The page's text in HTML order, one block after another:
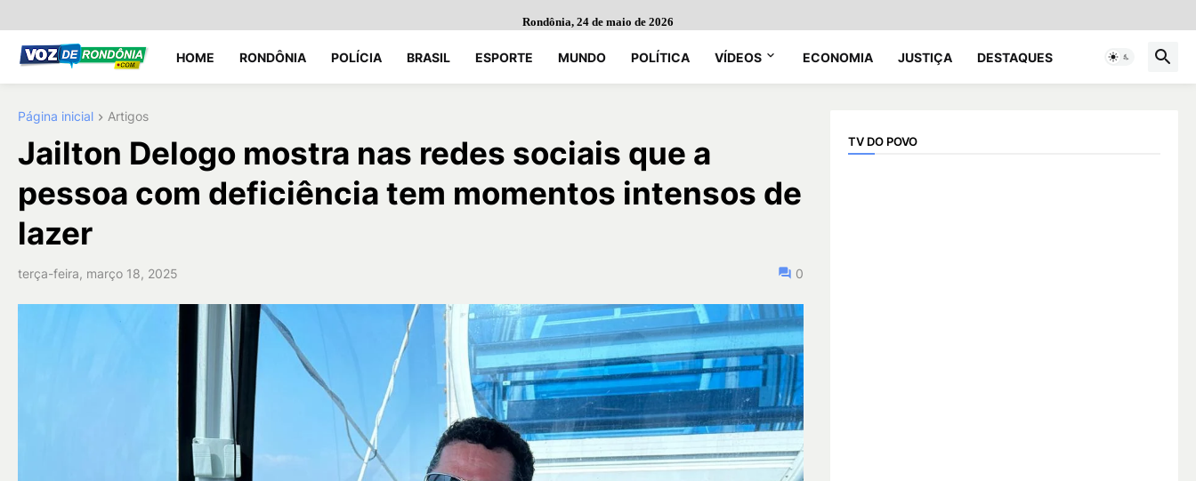
Rondônia, 24 de maio de 2026
HOME RONDÔNIA POLÍCIA BRASIL ESPORTE MUNDO POLÍTICA VÍDEOS ECONOMIA JUSTIÇA DESTAQUES
Página inicial Artigos
Jailton Delogo mostra nas redes sociais que a
pessoa com deficiência tem momentos intensos de
lazer
terça-feira, março 18, 2025 0
TV DO POVO